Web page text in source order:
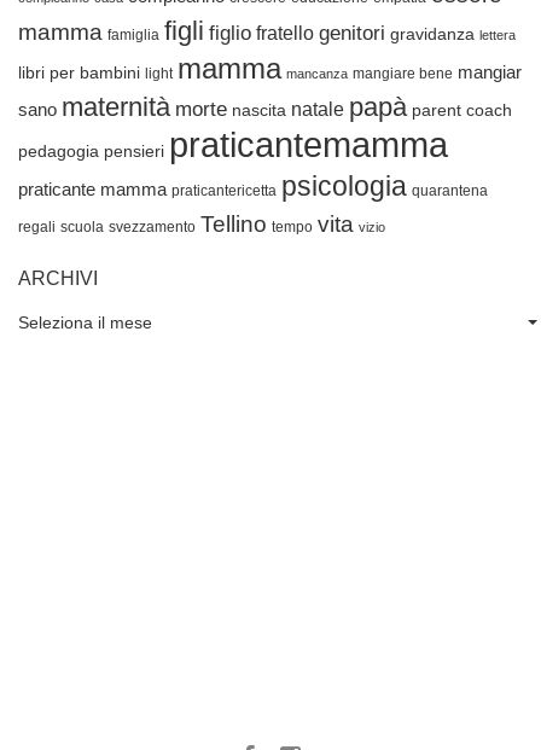
mamma famiglia figli figlio fratello genitori gravidanza lettera
libri per bambini light mamma mancanza mangiare bene mangiar
sano maternità morte nascita natale papà parent coach
pedagogia pensieri praticantemamma
praticante mamma praticantericetta psicologia quarantena
regali scuola svezzamento Tellino tempo vita vizio
ARCHIVI
Archivi
Seleziona il mese